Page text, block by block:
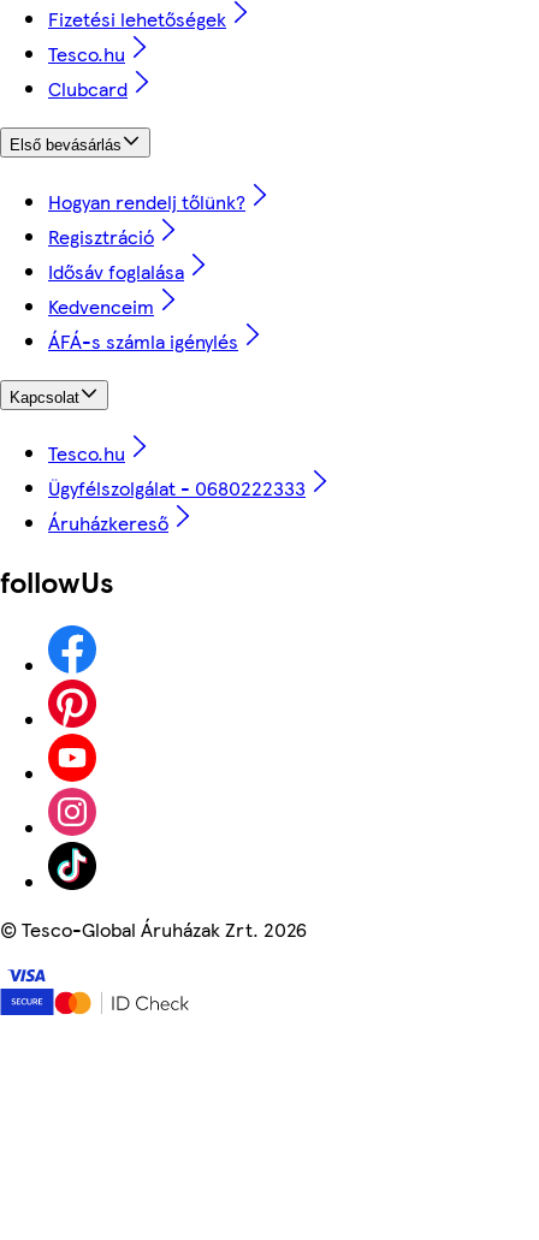
Fizetési lehetőségek
Tesco.hu
Clubcard
Első bevásárlás
Hogyan rendelj tőlünk?
Regisztráció
Idősáv foglalása
Kedvenceim
ÁFÁ-s számla igénylés
Kapcsolat
Tesco.hu
Ügyfélszolgálat - 0680222333
Áruházkereső
followUs
©Tesco-Global Áruházak Zrt. 2026